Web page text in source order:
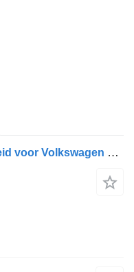
5Q0937084DQ besturingseenheid voor Volkswagen Crafter 2017> vrachtwagen